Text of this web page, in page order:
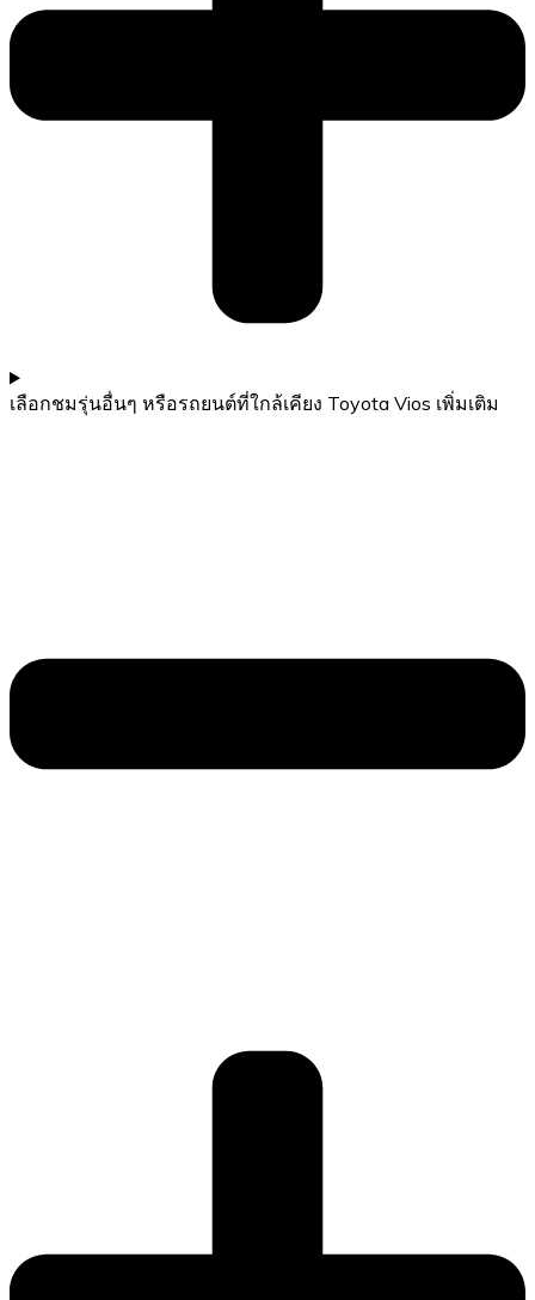
เลือกชมรุ่นอื่นๆ หรือรถยนต์ที่ใกล้เคียง Toyota Vios เพิ่มเติม